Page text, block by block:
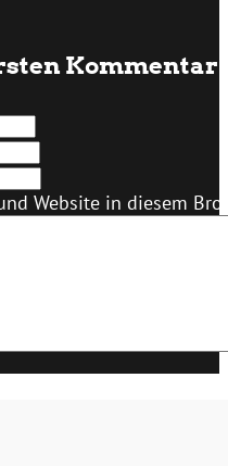
Kommentar
Website in diesem